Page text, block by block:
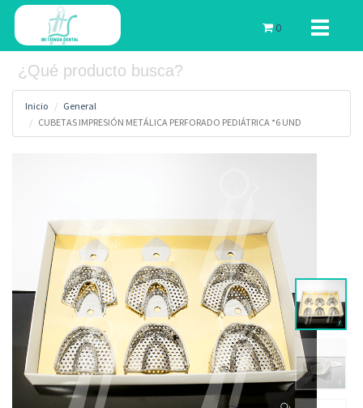
Toggle
0
Inicio
General
CUBETAS IMPRESIÓN METÁLICA PERFORADO PEDIÁTRICA *6 UND